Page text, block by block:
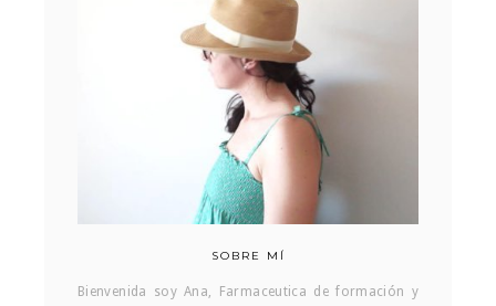
SOBRE MÍ
Bienvenida soy Ana, Farmaceutica de formación y